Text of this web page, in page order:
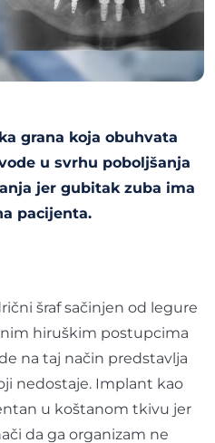
grana koja obuhvata
u svrhu poboljšanja
jer gubitak zuba ima
pacijenta.
šraf sačinjen od legure
hiruškim postupcima
na taj način predstavlja
nedostaje. Implant kao
u koštanom tkivu jer
da ga organizam ne